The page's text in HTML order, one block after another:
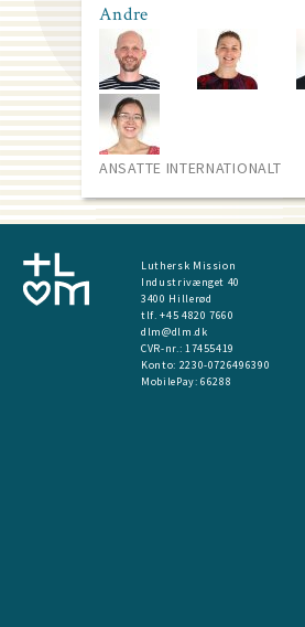
Andre
ANSATTE INTERNATIONALT
Luthersk Mission
Industrivænget 40
3400 Hillerød
tlf. +45 4820 7660
dlm@dlm.dk
CVR-nr.: 17455419
​Konto: 2230-0726496390
MobilePay:66288